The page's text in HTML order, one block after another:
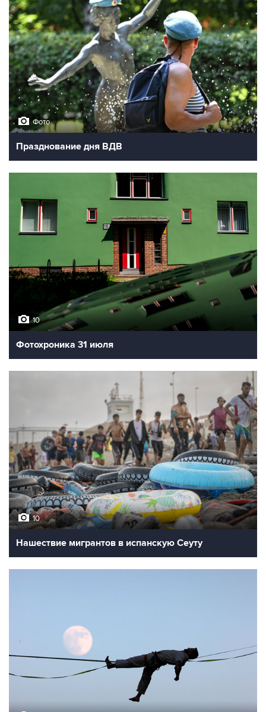
Фото
Празднование дня ВДВ
10
Фотохроника 31 июля
10
Нашествие мигрантов в испанскую Сеуту